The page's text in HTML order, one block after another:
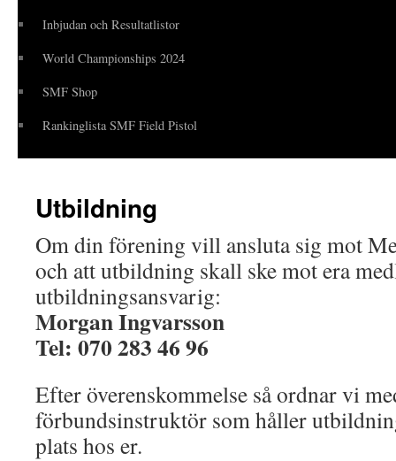
Inbjudan och Resultatlistor
World Championships 2024
SMF Shop
Rankinglista SMF Field Pistol
Utbildning
Om din förening vill ansluta sig mot
och att utbildning skall ske mot era
utbildningsansvarig:
Morgan Ingvarsson
Tel: 070 283 46 96
Efter överenskommelse så ordnar vi
förbundsinstruktör som håller
plats hos er.